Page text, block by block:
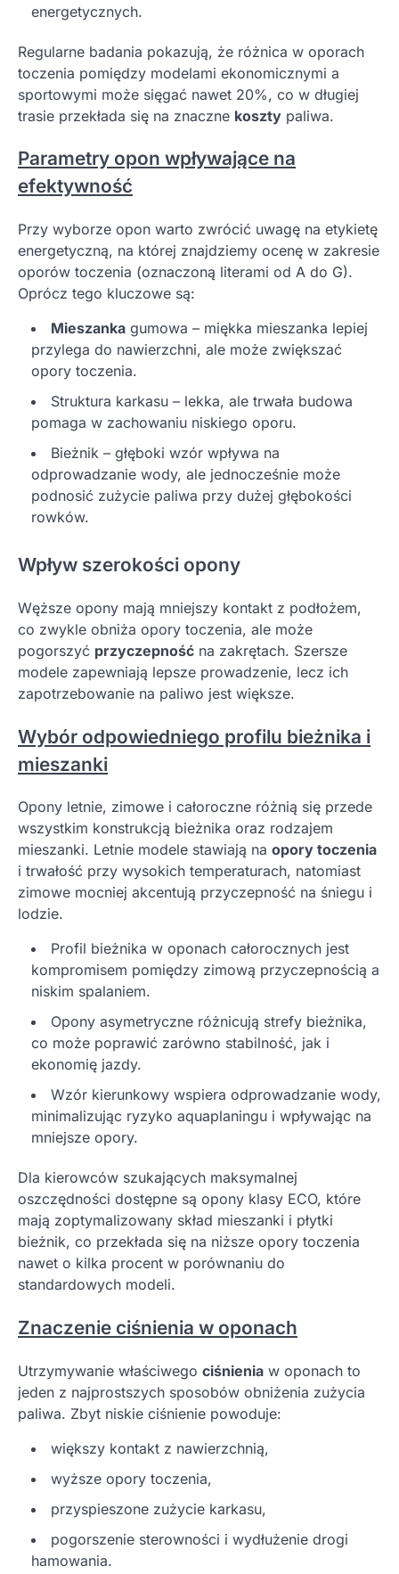
energetycznych.
Regularne badania pokazują, że różnica w oporach
toczenia pomiędzy modelami ekonomicznymi a
sportowymi może sięgać nawet 20%, co w długiej
trasie przekłada się na znaczne koszty paliwa.
Parametry opon wpływające na
efektywność
Przy wyborze opon warto zwrócić uwagę na etykietę
energetyczną, na której znajdziemy ocenę w zakresie
oporów toczenia (oznaczoną literami od A do G).
Oprócz tego kluczowe są:
Mieszanka gumowa – miękka mieszanka lepiej
przylega do nawierzchni, ale może zwiększać
opory toczenia.
Struktura karkasu – lekka, ale trwała budowa
pomaga w zachowaniu niskiego oporu.
Bieżnik – głęboki wzór wpływa na
odprowadzanie wody, ale jednocześnie może
podnosić zużycie paliwa przy dużej głębokości
rowków.
Wpływ szerokości opony
Węższe opony mają mniejszy kontakt z podłożem,
co zwykle obniża opory toczenia, ale może
pogorszyć przyczepność na zakrętach. Szersze
modele zapewniają lepsze prowadzenie, lecz ich
zapotrzebowanie na paliwo jest większe.
Wybór odpowiedniego profilu bieżnika i
mieszanki
Opony letnie, zimowe i całoroczne różnią się przede
wszystkim konstrukcją bieżnika oraz rodzajem
mieszanki. Letnie modele stawiają na opory toczenia
i trwałość przy wysokich temperaturach, natomiast
zimowe mocniej akcentują przyczepność na śniegu i
lodzie.
Profil bieżnika w oponach całorocznych jest
kompromisem pomiędzy zimową przyczepnością a
niskim spalaniem.
Opony asymetryczne różnicują strefy bieżnika,
co może poprawić zarówno stabilność, jak i
ekonomię jazdy.
Wzór kierunkowy wspiera odprowadzanie wody,
minimalizując ryzyko aquaplaningu i wpływając na
mniejsze opory.
Dla kierowców szukających maksymalnej
oszczędności dostępne są opony klasy ECO, które
mają zoptymalizowany skład mieszanki i płytki
bieżnik, co przekłada się na niższe opory toczenia
nawet o kilka procent w porównaniu do
standardowych modeli.
Znaczenie ciśnienia w oponach
Utrzymywanie właściwego ciśnienia w oponach to
jeden z najprostszych sposobów obniżenia zużycia
paliwa. Zbyt niskie ciśnienie powoduje:
większy kontakt z nawierzchnią,
wyższe opory toczenia,
przyspieszone zużycie karkasu,
pogorszenie sterowności i wydłużenie drogi
hamowania.